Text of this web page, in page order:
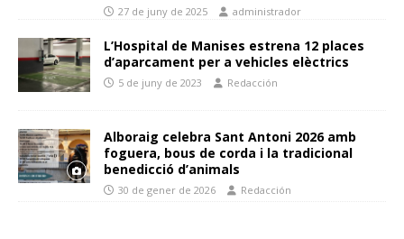
27 de juny de 2025 administrador
L’Hospital de Manises estrena 12 places
d’aparcament per a vehicles elèctrics
5 de juny de 2023 Redacción
Alboraig celebra Sant Antoni 2026 amb
foguera, bous de corda i la tradicional
benedicció d’animals
30 de gener de 2026 Redacción